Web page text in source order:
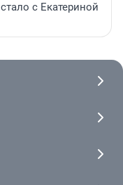
с Екатериной